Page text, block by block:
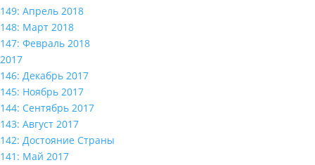
149: Апрель 2018
148: Март 2018
147: Февраль 2018
2017
146: Декабрь 2017
145: Ноябрь 2017
144: Сентябрь 2017
143: Август 2017
142: Достояние Страны
141: Май 2017